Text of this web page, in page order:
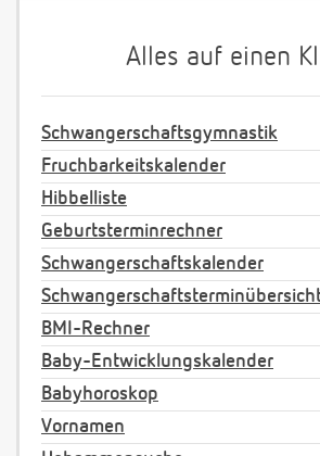
Alles auf einen
Schwangerschaftsgymnastik
Fruchbarkeitskalender
Hibbelliste
Geburtsterminrechner
Schwangerschaftskalender
BMI-Rechner
Baby-Entwicklungskalender
Babyhoroskop
Vornamen